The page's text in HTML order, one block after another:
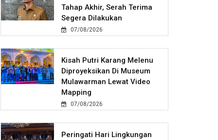
Tahap Akhir, Serah Terima
Segera Dilakukan
07/08/2026
Kisah Putri Karang Melenu
Diproyeksikan Di Museum
Mulawarman Lewat Video
Mapping
07/08/2026
Peringati Hari Lingkungan